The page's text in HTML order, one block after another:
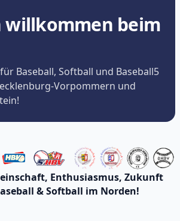
willkommen beim
Baseball, Softball und Baseball5
Vorpommern und
Enthusiasmus, Zukunft
& Softball im Norden!